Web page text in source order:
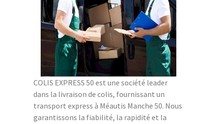
COLIS EXPRESS 50 est une société leader
dans la livraison de colis, fournissant un
transport express à Méautis Manche 50. Nous
garantissons la fiabilité, la rapidité et la